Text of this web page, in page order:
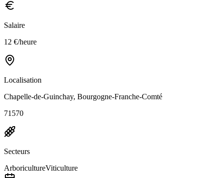
Salaire
12 €/heure
Localisation
Chapelle-de-Guinchay, Bourgogne-Franche-Comté
71570
Secteurs
ArboricultureViticulture